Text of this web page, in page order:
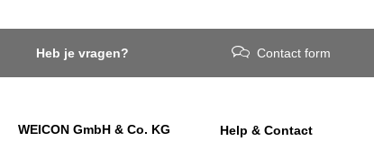
Heb je vragen? Contact form
WEICON GmbH & Co. KG
Help & Contact